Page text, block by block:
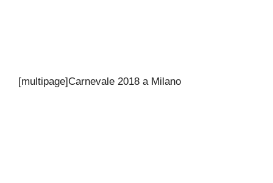
[multipage]Carnevale 2018 a Milano